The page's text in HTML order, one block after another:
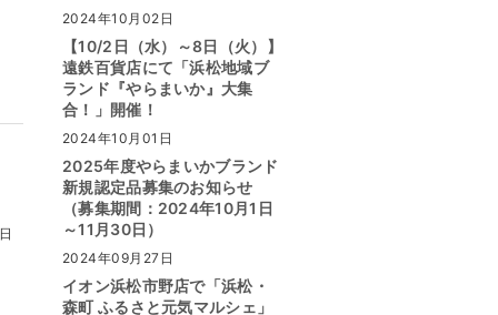
2024年10月02日
【10/2日（水）～8日（火）】
遠鉄百貨店にて「浜松地域ブ
ランド『やらまいか』大集
合！」開催！
2024年10月01日
2025年度やらまいかブランド
新規認定品募集のお知らせ
（募集期間：2024年10月1日
～11月30日）
2024年09月27日
イオン浜松市野店で「浜松・
森町 ふるさと元気マルシェ」